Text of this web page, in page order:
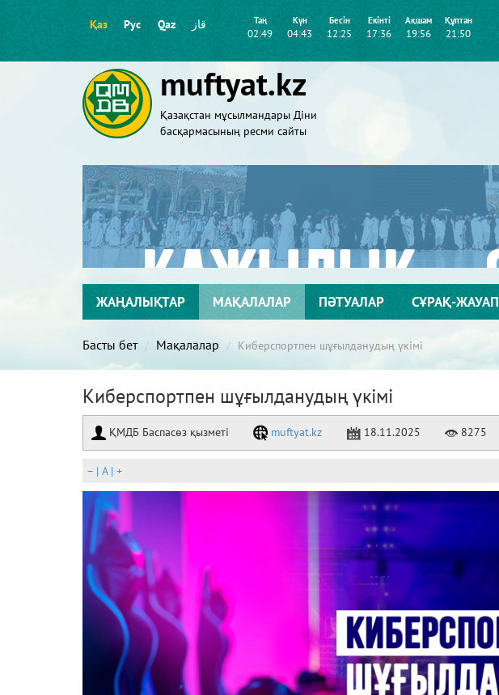
Қаз Рус Qaz قاز Таң
02:49
Күн
04:43
Бесін
12:25
Екінті
17:36
Ақшам
19:56
Құптан
21:50
muftyat.kz
Қазақстан мұсылмандары Діни
басқармасының ресми сайты
ЖАҢАЛЫҚТАР МАҚАЛАЛАР ПӘТУАЛАР СҰРАҚ-ЖАУАП
Басты бет Мақалалар Киберспортпен шұғылданудың үкімі
Киберспортпен шұғылданудың үкімі
ҚМДБ Баспасөз қызметі muftyat.kz 18.11.2025 8275
– | A| +